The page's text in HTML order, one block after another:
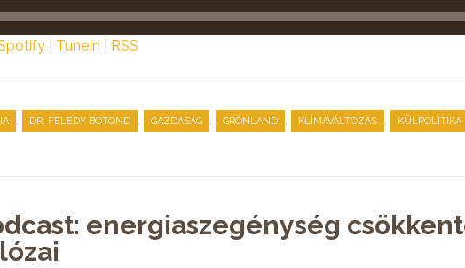
TuneIn RSS
, DR. FELEDY BOTOND , GAZDASÁG , GRÖNLAND , KLÍMAVÁLTOZÁS , KÜLPOLITIKA
energiaszegénység